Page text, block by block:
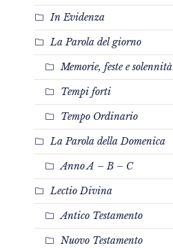
In Evidenza
La Parola del giorno
Memorie, feste e solennità
Tempi forti
Tempo Ordinario
La Parola della Domenica
Anno A – B – C
Lectio Divina
Antico Testamento
Nuovo Testamento